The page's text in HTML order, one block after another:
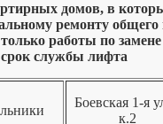
домов, в
ремонту
работы по
срок службы лифта
Боевская 1-я
к.2